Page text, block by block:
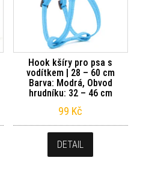
Hook kšíry pro psa s
vodítkem | 28 – 60 cm
Barva: Modrá, Obvod
hrudníku: 32 – 46 cm
99 Kč
DETAIL